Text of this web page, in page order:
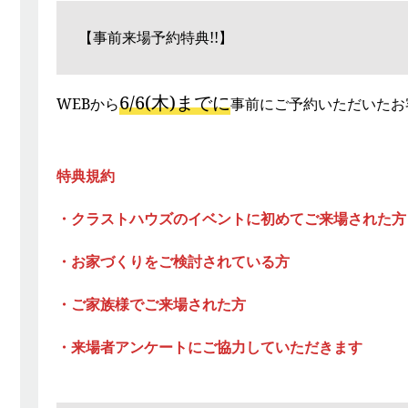
【事前来場予約特典!!】
WEBから6/6(木)までに事前にご予約いただいた
特典規約
・クラストハウズのイベントに初めてご来場された方
・お家づくりをご検討されている方
・ご家族様でご来場された方
・来場者アンケートにご協力していただきます